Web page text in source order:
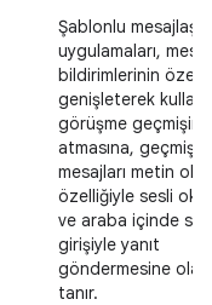
Şablonlu
uygulamaları,
bildirimlerinin
genişleterek
görüşme
atmasına, geçmiş
mesajları metin
özelliğiyle sesli
ve araba içinde ses
girişiyle yanıt
göndermesine
tanır.